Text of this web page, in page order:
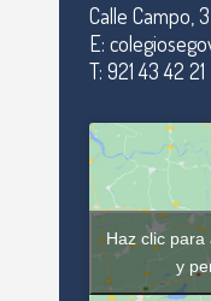
Calle Campo,
E:
T: 921 43 42 21
Haz clic
y